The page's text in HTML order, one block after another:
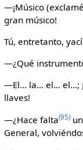
—¡Músico
gran músico!
Tú, entretanto,
—¿Qué
—El... la... el... el...;
llaves!
—¿Hace falta(95)un
General,